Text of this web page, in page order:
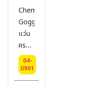
BESTSAFE
Chem
Goggle18
แว่น
ครอบ
ตา
นิรภัย
พร้อม
04-
0901